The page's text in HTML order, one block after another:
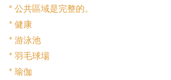
* 公共區域是完整的。
* 健康
* 游泳池
* 羽毛球場
* 瑜伽